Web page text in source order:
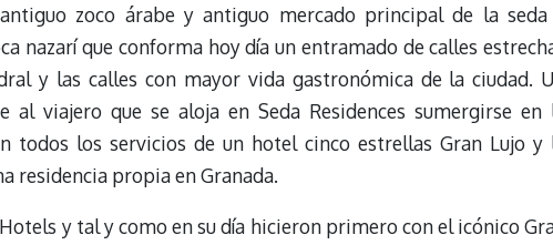
zoco árabe y antiguo mercado principal de la
nazarí que conforma hoy día un entramado de calles
y las calles con mayor vida gastronómica de la ciudad.
al viajero que se aloja en Seda Residences sumergirse en
todos los servicios de un hotel cinco estrellas Gran Lujo y
residencia propia en Granada.
y tal y como en su día hicieron primero con el icónico